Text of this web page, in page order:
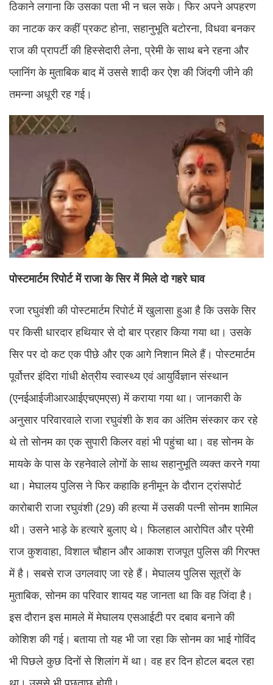
ठिकाने लगाना कि उसका पता भी न चल सके। फिर अपने अपहरण
का नाटक कर कहीं प्रकट होना, सहानुभूति बटोरना, विधवा बनकर
राज की प्रापर्टी की हिस्सेदारी लेना, प्रेमी के साथ बने रहना और
प्लानिंग के मुताबिक बाद में उससे शादी कर ऐश की जिंदगी जीने की
तमन्ना अधूरी रह गई।
पोस्टमार्टम रिपोर्ट में राजा के सिर में मिले दो गहरे घाव
रजा रघुवंशी की पोस्टमार्टम रिपोर्ट में खुलासा हुआ है कि उसके सिर
पर किसी धारदार हथियार से दो बार प्रहार किया गया था। उसके
सिर पर दो कट एक पीछे और एक आगे निशान मिले हैं। पोस्टमार्टम
पूर्वोत्तर इंदिरा गांधी क्षेत्रीय स्वास्थ्य एवं आयुर्विज्ञान संस्थान
(एनईआईजीआरआईएचएमएस) में कराया गया था। जानकारी के
अनुसार परिवारवाले राजा रघुवंशी के शव का अंतिम संस्कार कर रहे
थे तो सोनम का एक सुपारी किलर वहां भी पहुंचा था। वह सोनम के
मायके के पास के रहनेवाले लोगों के साथ सहानुभूति व्यक्त करने गया
था। मेघालय पुलिस ने फिर कहाकि हनीमून के दौरान ट्रांसपोर्ट
कारोबारी राजा रघुवंशी (29) की हत्या में उसकी पत्नी सोनम शामिल
थी। उसने भाड़े के हत्यारे बुलाए थे। फिलहाल आरोपित और प्रेमी
राज कुशवाहा, विशाल चौहान और आकाश राजपूत पुलिस की गिरफ्त
में है। सबसे राज उगलवाए जा रहे हैं। मेघालय पुलिस सूत्रों के
मुताबिक, सोनम का परिवार शायद यह जानता था कि वह जिंदा है।
इस दौरान इस मामले में मेघालय एसआईटी पर दबाव बनाने की
कोशिश की गई। बताया तो यह भी जा रहा कि सोनम का भाई गोविंद
भी पिछले कुछ दिनों से शिलांग में था। वह हर दिन होटल बदल रहा